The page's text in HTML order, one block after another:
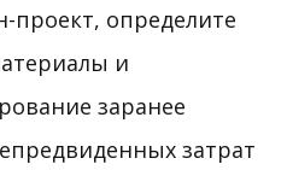
проект, определите
и
заранее
затрат